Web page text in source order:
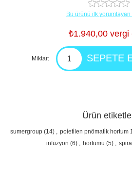
Bu ürünü ilk yorumlayan
₺1.940,00 vergi
Miktar:
Ürün
sumergroup (14) , poi̇eti̇len pnömati̇k hortum
infüzyon (6) , hortumu (5) ,